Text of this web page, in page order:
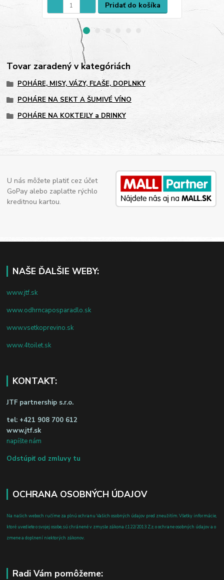
Pridať do košíka
Tovar zaradený v kategóriách
POHÁRE, MISY, VÁZY, FĽAŠE, DOPLNKY
POHÁRE NA SEKT A ŠUMIVÉ VÍNO
POHÁRE NA KOKTEJLY a DRINKY
U nás môžete platiť cez účet
GoPay alebo zaplaťte rýchlo
kreditnou kartou.
NAŠE ĎALŠIE WEBY:
www.jtf.sk
www.odhrncaposparadlo.sk
www.vsetkoprevino.sk
www.4toilet.sk
KONTAKT:
JTF partnership s.r.o.
tel: +421 908 700 612
www.jtf.sk
napíšte nám
Odstúpiť od zmluvy tu
OCHRANA OSOBNÝCH ÚDAJOV
Na našich weboch ručíme za plnú ochranu Vašich osobných údajov pred zneužitím. Všetky informácie,
ktoré uvediete o svojej osobe, sú chránené v zmysle zákona č.122/2013 Z.z. o ochrane osobných údajov a o
zmene a doplnení niektorých zákonov.
Radi Vám pomôžeme: